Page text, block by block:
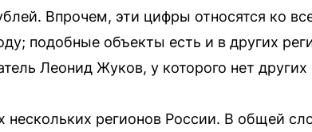
Впрочем, эти цифры относятся ко
подобные объекты есть и в других
Леонид Жуков, у которого нет других
нескольких регионов России. В общей